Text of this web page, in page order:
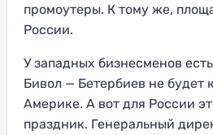
промоутеры. К тому же,
России.
У западных бизнесменов
Бивол — Бетербиев не будет
Америке. А вот для России
праздник. Генеральный